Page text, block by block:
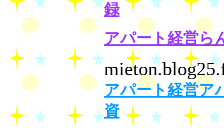
録
アパート経営ら
アパート経営ア
資